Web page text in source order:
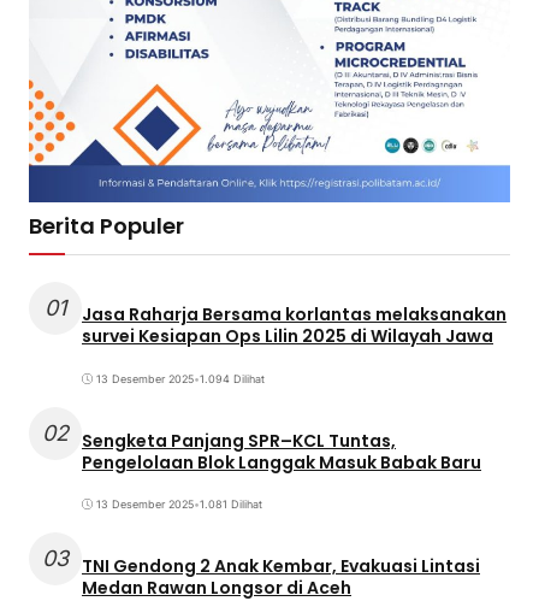
Berita Populer
01
Jasa Raharja Bersama korlantas melaksanakan
survei Kesiapan Ops Lilin 2025 di Wilayah Jawa
13 Desember 2025•1.094 Dilihat
02 Sengketa Panjang SPR–KCL Tuntas,
Pengelolaan Blok Langgak Masuk Babak Baru
13 Desember 2025•1.081 Dilihat
03 TNI Gendong 2 Anak Kembar, Evakuasi Lintasi
Medan Rawan Longsor di Aceh